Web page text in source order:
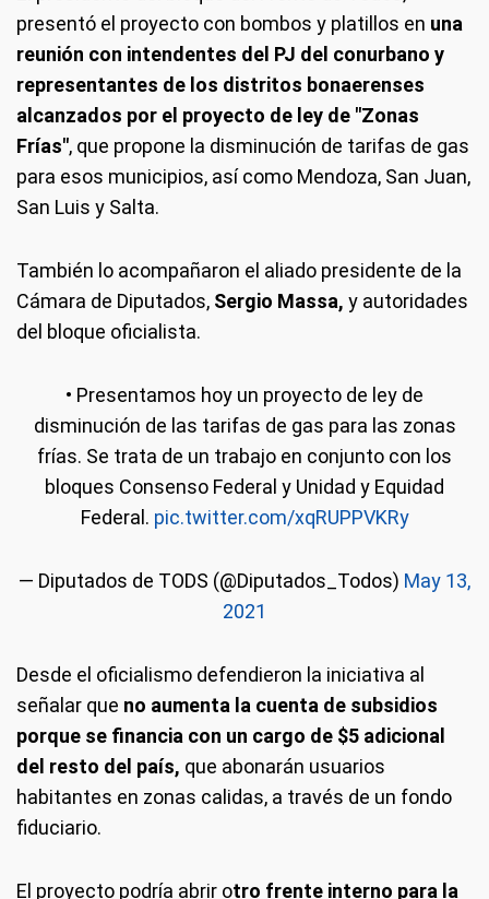
presentó el proyecto con bombos y platillos en una
reunión con intendentes del PJ del conurbano y
representantes de los distritos bonaerenses
alcanzados por el proyecto de ley de "Zonas
Frías", que propone la disminución de tarifas de gas
para esos municipios, así como Mendoza, San Juan,
San Luis y Salta.
También lo acompañaron el aliado presidente de la
Cámara de Diputados, Sergio Massa, y autoridades
del bloque oficialista.
• Presentamos hoy un proyecto de ley de
disminución de las tarifas de gas para las zonas
frías. Se trata de un trabajo en conjunto con los
bloques Consenso Federal y Unidad y Equidad
Federal. pic.twitter.com/xqRUPPVKRy
— Diputados de TODS (@Diputados_Todos) May 13,
2021
Desde el oficialismo defendieron la iniciativa al
señalar que no aumenta la cuenta de subsidios
porque se financia con un cargo de $5 adicional
del resto del país, que abonarán usuarios
habitantes en zonas calidas, a través de un fondo
fiduciario.
El proyecto podría abrir otro frente interno para la